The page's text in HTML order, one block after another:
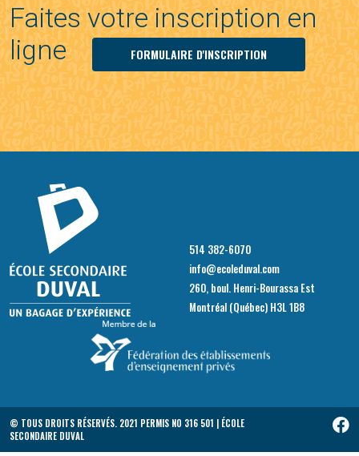
Faites votre inscription en
ligne
FORMULAIRE D'INSCRIPTION
514 382-6070
info@ecoleduval.com
260, boul. Henri-Bourassa Est
Montréal (Québec) H3L 1B8
© TOUS DROITS RÉSERVÉS. 2021 PERMIS NO 316 501 | ÉCOLE
SECONDAIRE DUVAL